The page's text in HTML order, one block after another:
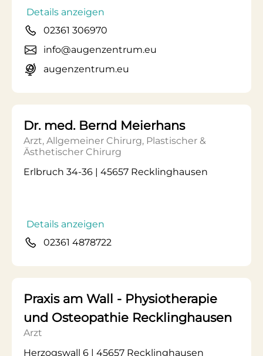
Details anzeigen
02361 306970
info@augenzentrum.eu
augenzentrum.eu
Dr. med. Bernd Meierhans
Arzt, Allgemeiner Chirurg, Plastischer &
Ästhetischer Chirurg
Erlbruch 34-36 | 45657 Recklinghausen
Details anzeigen
02361 4878722
Praxis am Wall - Physiotherapie
und Osteopathie Recklinghausen
Arzt
Herzogswall 6 | 45657 Recklinghausen